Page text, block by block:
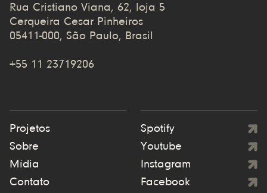
Rua Cristiano Viana, 62, loja 5
Cerqueira Cesar Pinheiros
05411-000, São Paulo, Brasil
+55 11 23719206
Projetos
Sobre
Mídia
Contato
Spotify
Youtube
Instagram
Facebook